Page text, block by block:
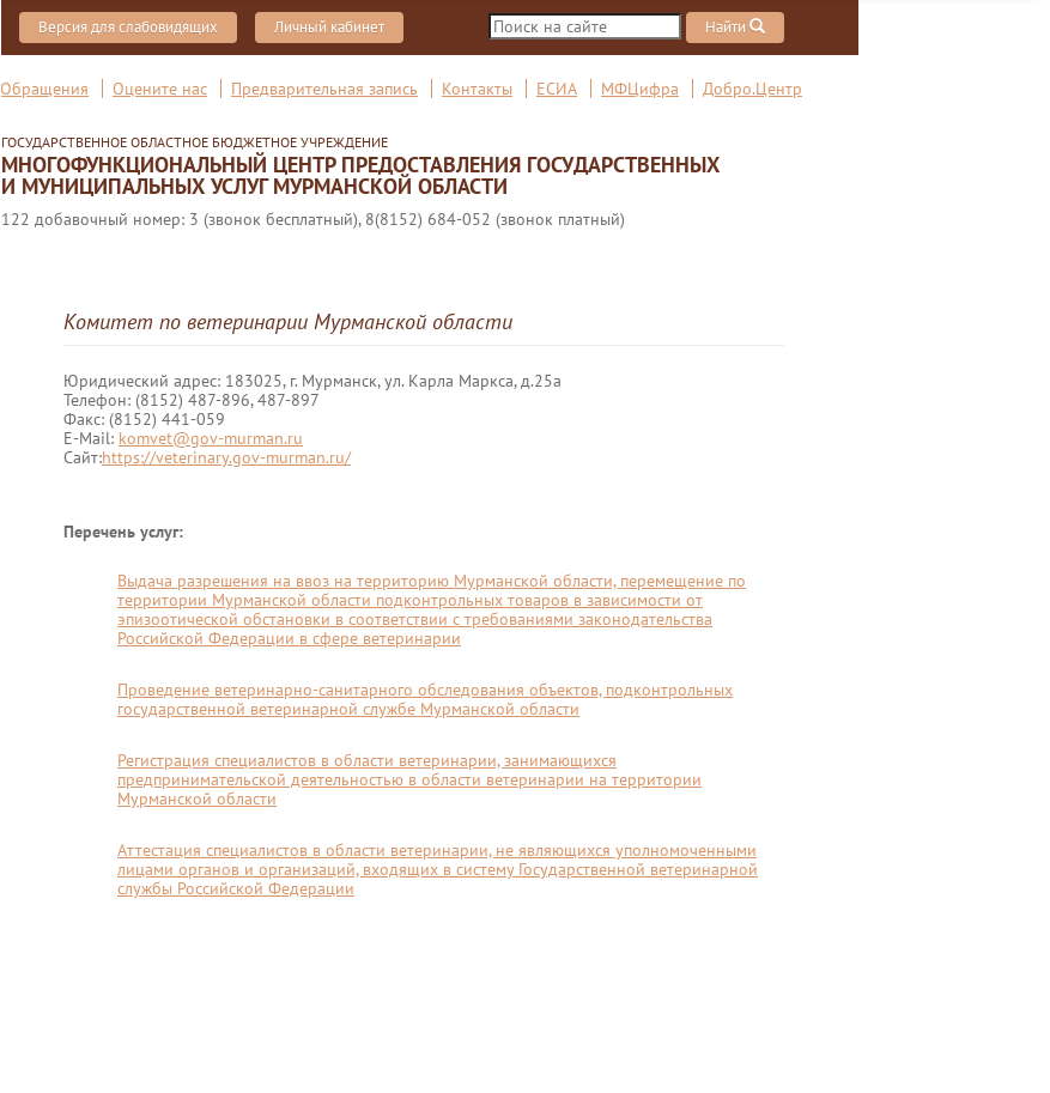
Версия для слабовидящих Личный кабинет Найти
Обращения Оцените нас Предварительная запись Контакты ЕСИА МФЦифра Добро.Центр
ГОСУДАРСТВЕННОЕ ОБЛАСТНОЕ БЮДЖЕТНОЕ УЧРЕЖДЕНИЕ
МНОГОФУНКЦИОНАЛЬНЫЙ ЦЕНТР ПРЕДОСТАВЛЕНИЯ ГОСУДАРСТВЕННЫХ
И МУНИЦИПАЛЬНЫХ УСЛУГ МУРМАНСКОЙ ОБЛАСТИ
122 добавочный номер: 3 (звонок бесплатный), 8(8152) 684-052 (звонок платный)
Комитет по ветеринарии Мурманской области
Юридический адрес: 183025, г. Мурманск, ул. Карла Маркса, д.25а
Телефон: (8152) 487-896, 487-897
Факс: (8152) 441-059
E-Mail: komvet@gov-murman.ru
Сайт:https://veterinary.gov-murman.ru/
Перечень услуг:
Выдача разрешения на ввоз на территорию Мурманской области, перемещение по
территории Мурманской области подконтрольных товаров в зависимости от
эпизоотической обстановки в соответствии с требованиями законодательства
Российской Федерации в сфере ветеринарии
Проведение ветеринарно-санитарного обследования объектов, подконтрольных
государственной ветеринарной службе Мурманской области
Регистрация специалистов в области ветеринарии, занимающихся
предпринимательской деятельностью в области ветеринарии на территории
Мурманской области
Аттестация специалистов в области ветеринарии, не являющихся уполномоченными
лицами органов и организаций, входящих в систему Государственной ветеринарной
службы Российской Федерации